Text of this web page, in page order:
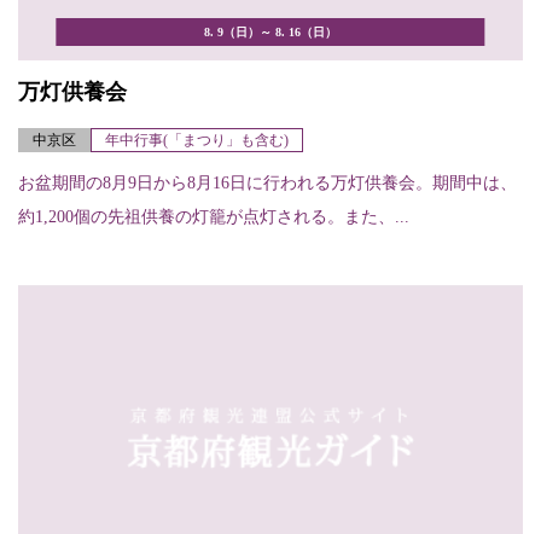
8. 9（日）～ 8. 16（日）
万灯供養会
中京区 年中行事(「まつり」も含む)
お盆期間の8月9日から8月16日に行われる万灯供養会。期間中は、
約1,200個の先祖供養の灯籠が点灯される。また、...